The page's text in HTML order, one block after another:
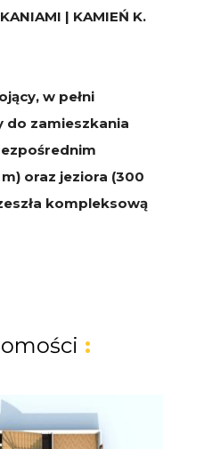
| KAMIEŃ K.
w pełni
zamieszkania
oraz jeziora (300
kompleksową
mieszkaniom
sprawdzi się jako
krótko- bądź
z sukcesem
: